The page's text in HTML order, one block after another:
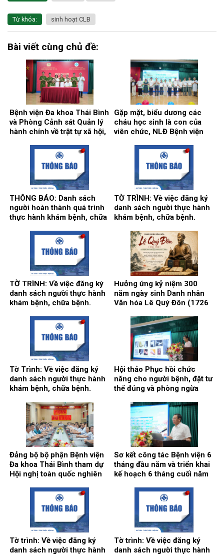
Từ khóa: sinh hoạt CLB
Bài viết cùng chủ đề:
Bệnh viện Đa khoa Thái Bình
và Phòng Cảnh sát Quản lý
hành chính về trật tự xã hội,
kết Quy chế phối hợp bảo
đảm an ninh, trật tự trong cơ
sở khám, chữa bệnh
Gặp mặt, biểu dương các
cháu học sinh là con của
viên chức, NLĐ Bệnh viện
tập năm học 2025 – 2026.
THÔNG BÁO: Danh sách
người hoàn thành quá trình
thực hành khám bệnh, chữa
TỜ TRÌNH: Về việc đăng ký
danh sách người thực hành
khám bệnh, chữa bệnh.
TỜ TRÌNH: Về việc đăng ký
danh sách người thực hành
khám bệnh, chữa bệnh.
Hưởng ứng kỷ niệm 300
năm ngày sinh Danh nhân
Văn hóa Lê Quý Đôn (1726
Tờ Trình: Về việc đăng ký
danh sách người thực hành
khám bệnh, chữa bệnh.
Hội thảo Phục hồi chức
năng cho người bệnh, đặt tư
thế đúng và phòng ngừa
Đảng bộ bộ phận Bệnh viện
Đa khoa Thái Bình tham dự
Hội nghị toàn quốc nghiên
triển khai thực hiện Nghị
quyết Hội nghị lần thứ ba
Ban chấp hành Trung ương
Đảng khóa XIV
Sơ kết công tác Bệnh viện 6
tháng đầu năm và triển khai
kế hoạch 6 tháng cuối năm
Tờ trình: Về việc đăng ký
danh sách người thực hành
Tờ trình: Về việc đăng ký
danh sách người thực hành